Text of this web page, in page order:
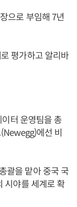
으로 부임해 7년
평가하고 알리바
터 운영팀을 총
에선 비
괄을 맡아 중국 국
시야를 세계로 확